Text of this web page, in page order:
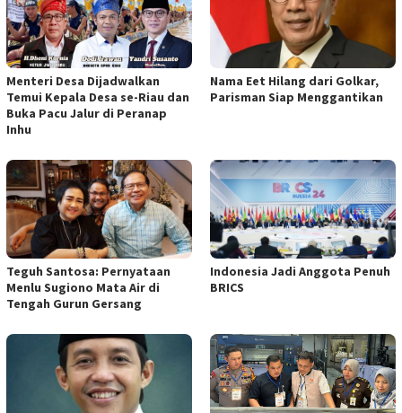
Menteri Desa Dijadwalkan
Temui Kepala Desa se-Riau dan
Buka Pacu Jalur di Peranap
Inhu
Nama Eet Hilang dari Golkar,
Parisman Siap Menggantikan
Teguh Santosa: Pernyataan
Menlu Sugiono Mata Air di
Tengah Gurun Gersang
Indonesia Jadi Anggota Penuh
BRICS